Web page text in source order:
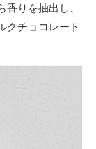
りを抽出し、
クチョコレート